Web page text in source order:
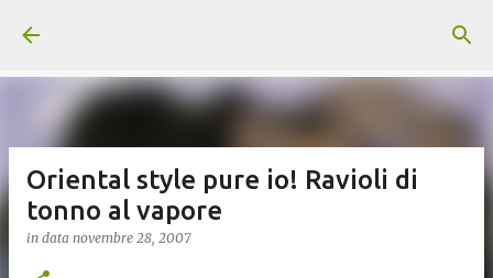
Oriental style pure io! Ravioli di
tonno al vapore
in data novembre 28, 2007